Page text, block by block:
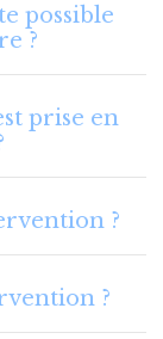
possible
?
prise en
?
?